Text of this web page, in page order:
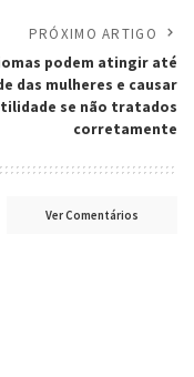
PRÓXIMO ARTIGO
podem atingir até
das mulheres e causar
se não tratados
corretamente
Ver Comentários